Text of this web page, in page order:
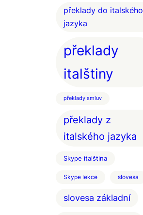
překlady do italského
jazyka
překlady
italštiny
překlady smluv
překlady z
italského jazyka
Skype italština
Skype lekce slovesa
slovesa základní